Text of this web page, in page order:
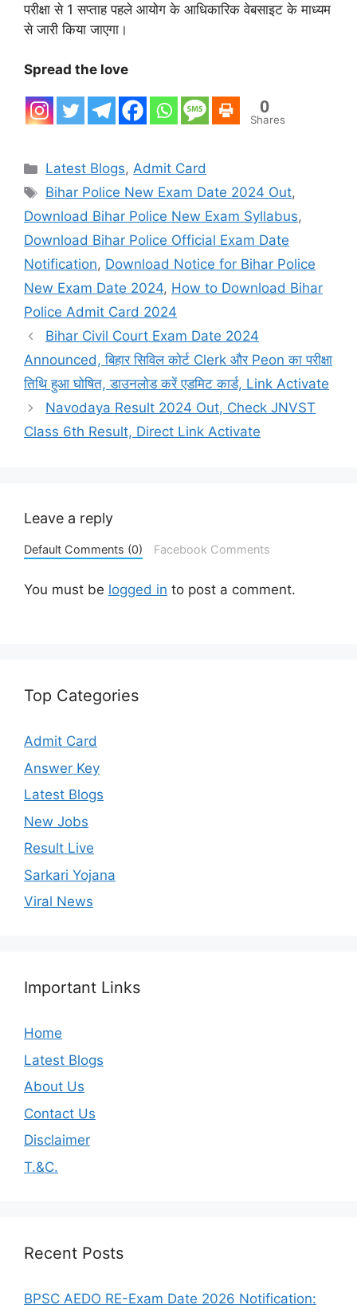
परीक्षा से 1 सप्ताह पहले आयोग के आधिकारिक वेबसाइट के माध्यम
से जारी किया जाएगा।
Spread the love
0
Shares
Categories
Latest Blogs,Admit Card
Tags
Bihar Police New Exam Date 2024 Out,
Download Bihar Police New Exam Syllabus,
Download Bihar Police Official Exam Date
Notification, Download Notice for Bihar Police
New Exam Date 2024, How to Download Bihar
Police Admit Card 2024
Bihar Civil Court Exam Date 2024
Announced, बिहार सिविल कोर्ट Clerk और Peon का परीक्षा
तिथि हुआ घोषित, डाउनलोड करें एडमिट कार्ड, Link Activate
Navodaya Result 2024 Out, Check JNVST
Class 6th Result, Direct Link Activate
Leave a reply
Default Comments (0) Facebook Comments
You must be logged in to post a comment.
Top Categories
Admit Card
Answer Key
Latest Blogs
New Jobs
Result Live
Sarkari Yojana
Viral News
Important Links
Home
Latest Blogs
About Us
Contact Us
Disclaimer
T.&C.
Recent Posts
BPSC AEDO RE-Exam Date 2026 Notification: